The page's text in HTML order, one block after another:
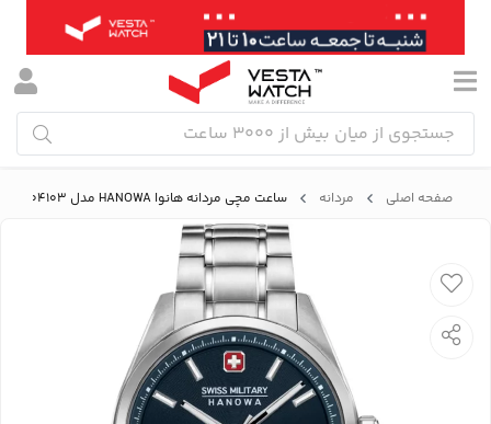
صفحه اصلی مردانه ساعت مچی مردانه هانوا HANOWA مدل SMWGH0004103